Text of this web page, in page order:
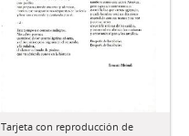
Tarjeta con reproducción de